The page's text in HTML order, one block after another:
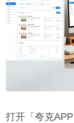
打开「夸克